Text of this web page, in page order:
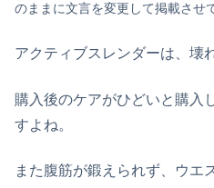
のままに文言を変更して掲載させ
アクティブスレンダーは、壊
購入後のケアがひどいと購入
すよね。
また腹筋が鍛えられず、ウエ